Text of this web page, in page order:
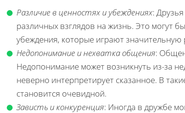
Различие в ценностях и убеждениях:
различных взглядов на жизнь. Это могут
убеждения, которые играют
Недопонимание и нехватка общения:
Недопонимание может возникнуть из-за
неверно интерпретирует сказанное. В
становится очевидной.
Зависть и конкуренция: Иногда в дружбе